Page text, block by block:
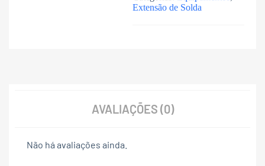
Extensão de Solda
AVALIAÇÕES (0)
Não há avaliações ainda.